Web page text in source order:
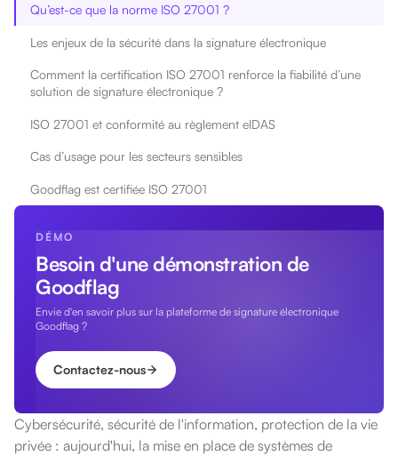
Qu’est-ce que la norme ISO 27001 ?
Les enjeux de la sécurité dans la signature électronique
Comment la certification ISO 27001 renforce la fiabilité d’une
solution de signature électronique ?
ISO 27001 et conformité au règlement eIDAS
Cas d’usage pour les secteurs sensibles
Goodflag est certifiée ISO 27001
DÉMO
Besoin d'une démonstration de
Goodflag
Envie d'en savoir plus sur la plateforme de signature électronique
Goodflag ?
Contactez-nous
Cybersécurité, sécurité de l'information, protection de la vie
privée : aujourd'hui, la mise en place de systèmes de